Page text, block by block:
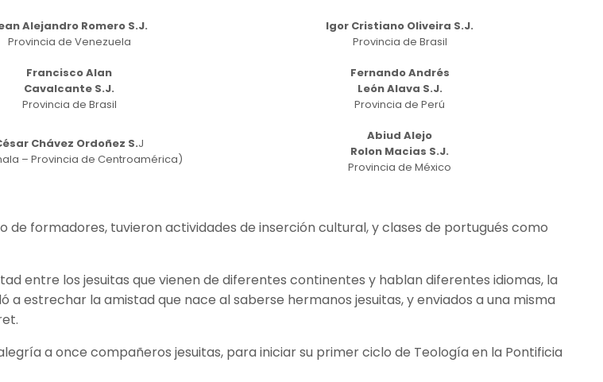
Alejandro Romero S.J.
Provincia de Venezuela
Igor Cristiano Oliveira S.J.
Provincia de Brasil
Francisco Alan
Cavalcante S.J.
Provincia de Brasil
Fernando Andrés
León Alava S.J.
Provincia de Perú
Chávez Ordoñez S.J
– Provincia de Centroamérica)
Abiud Alejo
Rolon Macias S.J.
Provincia de México
formadores, tuvieron actividades de inserción cultural, y clases de portugués como
entre los jesuitas que vienen de diferentes continentes y hablan diferentes idiomas, la
estrechar la amistad que nace al saberse hermanos jesuitas, y enviados a una misma
a once compañeros jesuitas, para iniciar su primer ciclo de Teología en la Pontificia